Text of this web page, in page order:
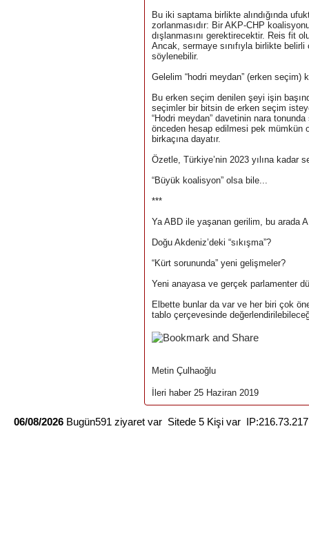
Bu iki saptama birlikte alındığında
zorlanmasıdır: Bir AKP-CHP
dışlanmasını gerektirecektir. Reis fit
Ancak, sermaye sınıfıyla birlikte belirli
söylenebilir.
Gelelim “hodri meydan” (erken seçim)
Bu erken seçim denilen şeyi işin
seçimler bir bitsin de erken seçim
“Hodri meydan” davetinin nara
önceden hesap edilmesi pek mümkün
birkaçına dayatır.
Özetle, Türkiye’nin 2023 yılına kadar
“Büyük koalisyon” olsa bile...
***
Ya ABD ile yaşanan gerilim, bu arada
Doğu Akdeniz’deki “sıkışma”?
“Kürt sorununda” yeni gelişmeler?
Yeni anayasa ve gerçek parlamenter
Elbette bunlar da var ve her biri çok
tablo çerçevesinde
Metin Çulhaoğlu
İleri haber 25 Haziran 2019
06/08/2026 Bugün591 ziyaret var Sitede 5 Kişi var